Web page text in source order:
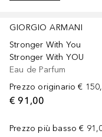
GIORGIO ARMANI
Stronger With You
Stronger With YOU
Eau de Parfum
Prezzo originario €
€ 91,00
Prezzo più basso €